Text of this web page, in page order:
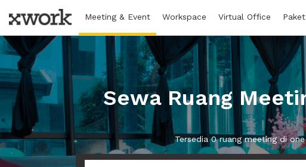
Meeting & Event Workspace Virtual Office
Sewa Ruang
Tersedia 0 ruang meeting di